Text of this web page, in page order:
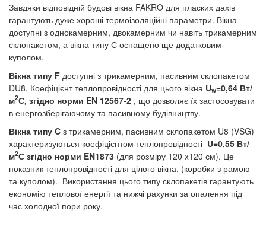
Завдяки відповідній будові вікна FAKRO для пласких дахів
гарантують дуже хороші термоізоляційні параметри. Вікна
доступні з однокамерним, двокамерним чи навіть трикамерним
склопакетом, а вікна типу С оснащено ще додатковим
куполом.
Вікна типу F доступні з трикамерним, пасивним склопакетом
DU8. Коефіцієнт теплопровідності для цього вікна Uw=0,64 Вт/
м2С, згідно норми EN 12567-2 , що дозволяє їх застосовувати
в енергозберігаючому та пасивному будівництву.
Вікна типу C з трикамерним, пасивним склопакетом U8 (VSG)
характеризуються коефіцієнтом теплопровідності U=0,55 Вт/
м2С згідно норми EN1873 (для розміру 120 x120 см). Це
показник теплопровідності для цілого вікна. (коробки з рамою
та куполом). Використання цього типу склопакетів гарантують
економію теплової енергії та нижчі рахунки за опалення під
час холодної пори року.